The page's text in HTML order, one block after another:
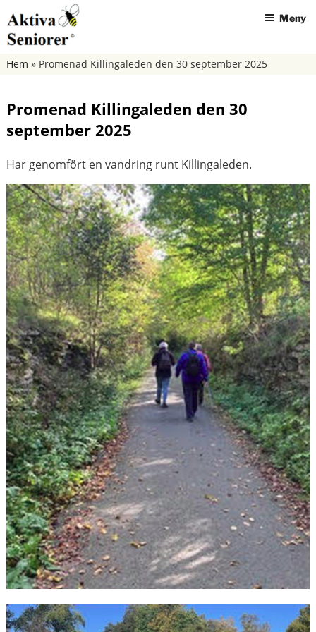
till
innehåll
AKTIVA SENIORER SKÖVDE
Meny
Hem » Promenad Killingaleden den 30 september 2025
Promenad Killingaleden den 30
september 2025
Har genomfört en vandring runt Killingaleden.